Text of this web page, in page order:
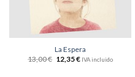
La Espera
13,00€ 12,35€ IVA incluido